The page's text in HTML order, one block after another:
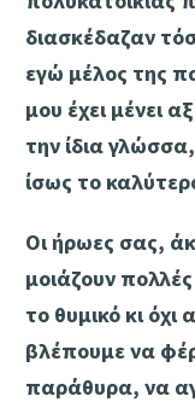
διασκέδαζαν
εγώ μέλος της
μου έχει μένει
την ίδια
ίσως το
Οι ήρωες σας,
μοιάζουν
το θυμικό κι
βλέπουμε να
παράθυρα, να